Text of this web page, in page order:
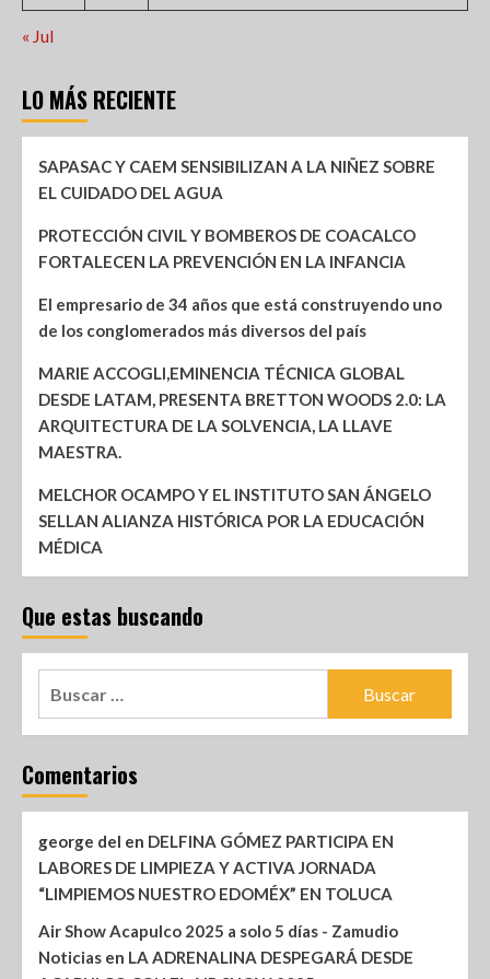
« Jul
LO MÁS RECIENTE
SAPASAC Y CAEM SENSIBILIZAN A LA NIÑEZ SOBRE
EL CUIDADO DEL AGUA
PROTECCIÓN CIVIL Y BOMBEROS DE COACALCO
FORTALECEN LA PREVENCIÓN EN LA INFANCIA
El empresario de 34 años que está construyendo uno
de los conglomerados más diversos del país
MARIE ACCOGLI,EMINENCIA TÉCNICA GLOBAL
DESDE LATAM, PRESENTA BRETTON WOODS 2.0: LA
ARQUITECTURA DE LA SOLVENCIA, LA LLAVE
MAESTRA.
MELCHOR OCAMPO Y EL INSTITUTO SAN ÁNGELO
SELLAN ALIANZA HISTÓRICA POR LA EDUCACIÓN
MÉDICA
Que estas buscando
Comentarios
george del en DELFINA GÓMEZ PARTICIPA EN
LABORES DE LIMPIEZA Y ACTIVA JORNADA
“LIMPIEMOS NUESTRO EDOMÉX” EN TOLUCA
Air Show Acapulco 2025 a solo 5 días - Zamudio
Noticias en LA ADRENALINA DESPEGARÁ DESDE